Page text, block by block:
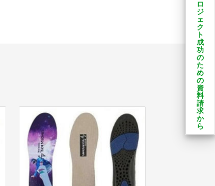
ロ
ジ
ェ
ク
ト
成
功
の
た
め
の
資
料
請
求
か
ら